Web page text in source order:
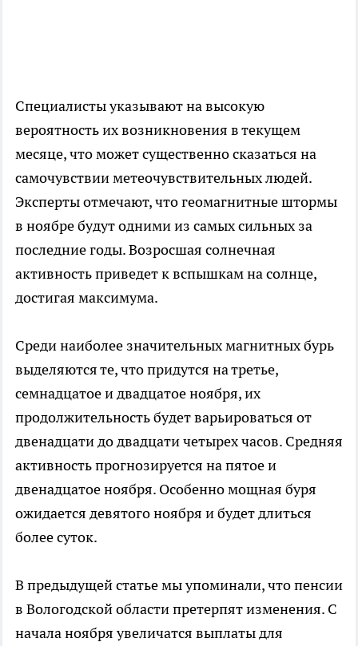
Специалисты указывают на высокую
вероятность их возникновения в текущем
месяце, что может существенно сказаться на
самочувствии метеочувствительных людей.
Эксперты отмечают, что геомагнитные штормы
в ноябре будут одними из самых сильных за
последние годы. Возросшая солнечная
активность приведет к вспышкам на солнце,
достигая максимума.
Среди наиболее значительных магнитных бурь
выделяются те, что придутся на третье,
семнадцатое и двадцатое ноября, их
продолжительность будет варьироваться от
двенадцати до двадцати четырех часов. Средняя
активность прогнозируется на пятое и
двенадцатое ноября. Особенно мощная буря
ожидается девятого ноября и будет длиться
более суток.
В предыдущей статье мы упоминали, что пенсии
в Вологодской области претерпят изменения. С
начала ноября увеличатся выплаты для